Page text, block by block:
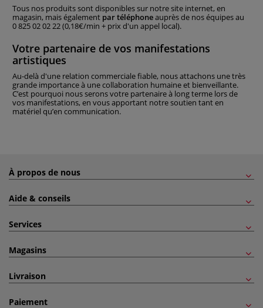
Tous nos produits sont disponibles sur notre site internet, en
magasin, mais également par téléphoneauprès de nos équipes au
0 825 02 02 22 (0,18€/min + prix d'un appel local).
Votre partenaire de vos manifestations
artistiques
Au-delà d'une relation commerciale fiable, nous attachons une très
grande importance à une collaboration humaine et bienveillante.
C’est pourquoi nous serons votre partenaire à long terme lors de
vos manifestations, en vous apportant notre soutien tant en
matériel qu’en communication.
À propos de nous
Aide & conseils
Services
Magasins
Livraison
Paiement